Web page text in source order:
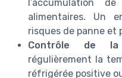
l’accumulation
alimentaires. Un
risques de panne et
Contrôle de
régulièrement la
réfrigérée positive